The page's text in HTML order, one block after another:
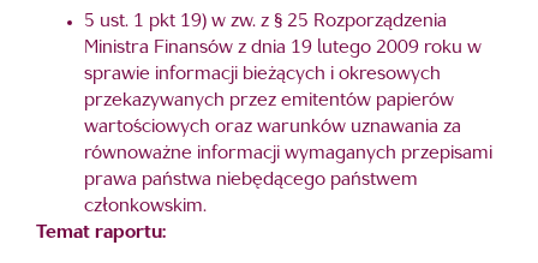
5 ust. 1 pkt 19) w zw. z § 25 Rozporządzenia
Ministra Finansów z dnia 19 lutego 2009 roku w
sprawie informacji bieżących i okresowych
przekazywanych przez emitentów papierów
wartościowych oraz warunków uznawania za
równoważne informacji wymaganych przepisami
prawa państwa niebędącego państwem
członkowskim.
Temat raportu: